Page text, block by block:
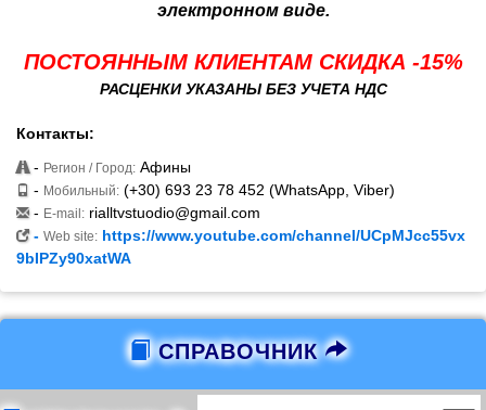
электронном виде.
ПОСТОЯННЫМ КЛИЕНТАМ СКИДКА -15%
РАСЦЕНКИ УКАЗАНЫ БЕЗ УЧЕТА НДС
Контакты:
- Регион / Город: Афины
- Мобильный: (+30) 693 23 78 452 (WhatsApp, Viber)
- E-mail: rialltvstuodio@gmail.com
- Web site: https://www.youtube.com/channel/UCpMJcc55vx
9bIPZy90xatWA
СПРАВОЧНИК